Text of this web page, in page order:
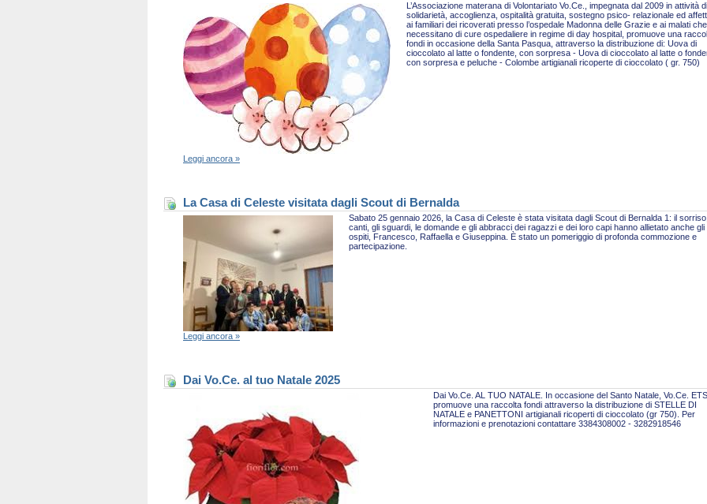
L’Associazione materana di Volontariato Vo.Ce., impegnata dal 2009 in attività di
solidarietà, accoglienza, ospitalità gratuita, sostegno psico- relazionale ed
ai familiari dei ricoverati presso l’ospedale Madonna delle Grazie e ai malati che
necessitano di cure ospedaliere in regime di day hospital, promuove una
fondi in occasione della Santa Pasqua, attraverso la distribuzione di: Uova di
cioccolato al latte o fondente, con sorpresa - Uova di cioccolato al latte o
con sorpresa e peluche - Colombe artigianali ricoperte di cioccolato ( gr. 750)
Leggi ancora »
La Casa di Celeste visitata dagli Scout di Bernalda
Sabato 25 gennaio 2026, la Casa di Celeste è stata visitata dagli Scout di Bernalda 1: il
canti, gli sguardi, le domande e gli abbracci dei ragazzi e dei loro capi hanno allietato anche gli
ospiti, Francesco, Raffaella e Giuseppina. È stato un pomeriggio di profonda commozione e
partecipazione.
Leggi ancora »
Dai Vo.Ce. al tuo Natale 2025
Dai Vo.Ce. AL TUO NATALE. In occasione del Santo Natale, Vo.Ce. ETS
promuove una raccolta fondi attraverso la distribuzione di STELLE DI
NATALE e PANETTONI artigianali ricoperti di cioccolato (gr 750). Per
informazioni e prenotazioni contattare 3384308002 - 3282918546